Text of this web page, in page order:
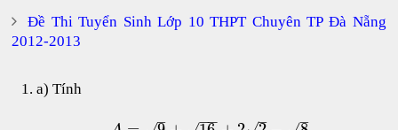
Đề Thi Tuyển Sinh Lớp 10 THPT Chuyên TP Đà Nẵng
2012-2013
a) Tính
– −− – –